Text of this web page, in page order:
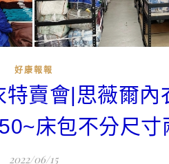
好康報報
賣會|思薇爾
床包不分尺寸
2022/06/15